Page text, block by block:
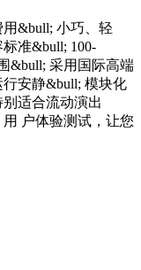
&bull; 小巧、轻
准&bull; 100-
&bull; 采用国际高端
安静&bull; 模块化
适合流动演出
户体验测试，让您